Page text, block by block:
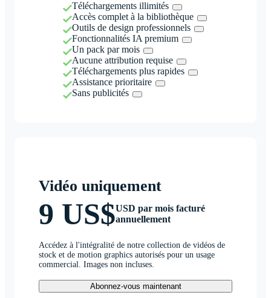
Téléchargements illimités
Accès complet à la bibliothèque
Outils de design professionnels
Fonctionnalités IA premium
Un pack par mois
Aucune attribution requise
Téléchargements plus rapides
Assistance prioritaire
Sans publicités
Vidéo uniquement
9 US$USD par mois facturé
annuellement
Accédez à l'intégralité de notre collection de vidéos de
stock et de motion graphics autorisés pour un usage
commercial. Images non incluses.
Abonnez-vous maintenant